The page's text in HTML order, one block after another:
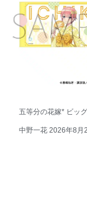
五等分の花嫁* ビッ
中野一花 2026年8月